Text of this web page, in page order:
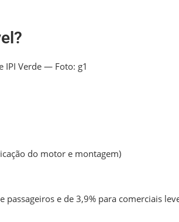
IPI Verde — Foto: g1
do motor e montagem)
e de 3,9% para comerciais